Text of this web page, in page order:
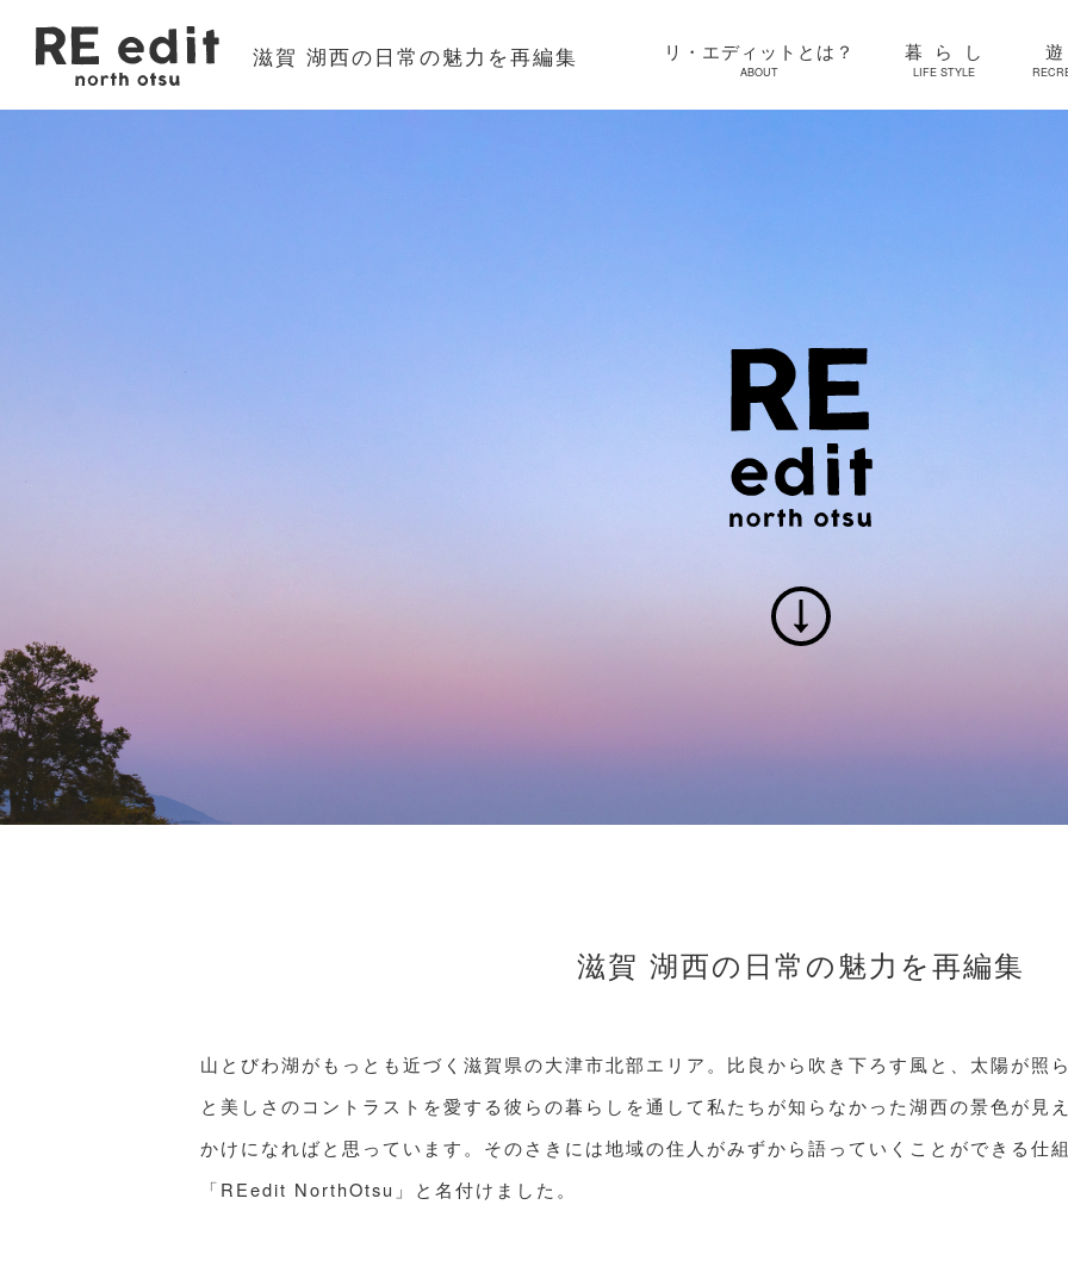
滋賀 湖西の日常の魅力を再編集 リ・エディットとは？
ABOUT
暮らし
LIFE STYLE
滋賀 湖西の日常の魅力を再編集
山とびわ湖がもっとも近づく滋賀県の大津市北部エリア。比良から吹き下ろす風と、太陽が照
と美しさのコントラストを愛する彼らの暮らしを通して私たちが知らなかった湖西の景色が見
かけになればと思っています。そのさきには地域の住人がみずから語っていくことができる仕
「REedit NorthOtsu」と名付けました。